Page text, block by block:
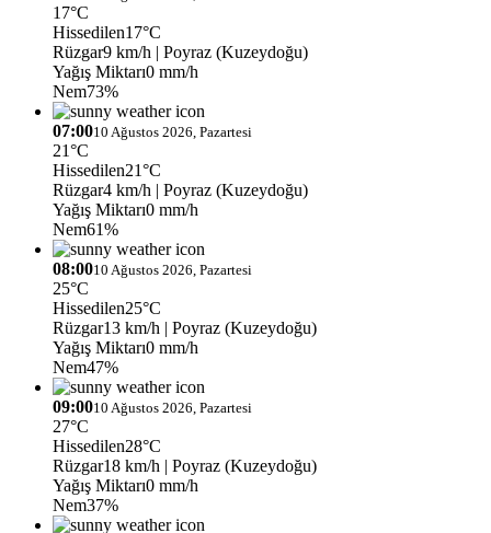
17°C
Hissedilen17°C
Rüzgar9 km/h | Poyraz (Kuzeydoğu)
Yağış Miktarı0 mm/h
Nem73%
07:0010 Ağustos 2026, Pazartesi
21°C
Hissedilen21°C
Rüzgar4 km/h | Poyraz (Kuzeydoğu)
Yağış Miktarı0 mm/h
Nem61%
08:0010 Ağustos 2026, Pazartesi
25°C
Hissedilen25°C
Rüzgar13 km/h | Poyraz (Kuzeydoğu)
Yağış Miktarı0 mm/h
Nem47%
09:0010 Ağustos 2026, Pazartesi
27°C
Hissedilen28°C
Rüzgar18 km/h | Poyraz (Kuzeydoğu)
Yağış Miktarı0 mm/h
Nem37%